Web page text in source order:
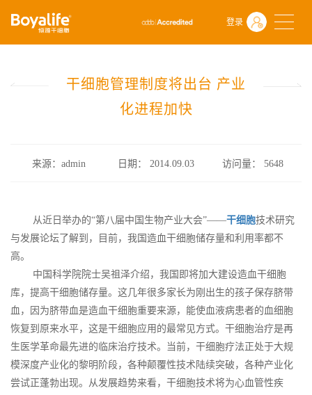
登录
首页 什么是干细胞
前沿动态
干细胞管理制度将出台 产业化进程加快
干细胞管理制度将出台 产业
化进程加快
来源：admin 日期： 2014.09.03 访问量：5648
从近日举办的“第八届中国生物产业大会”——干细胞技术研究
与发展论坛了解到，目前，我国造血干细胞储存量和利用率都不
高。
中国科学院院士吴祖泽介绍，我国即将加大建设造血干细胞
库，提高干细胞储存量。这几年很多家长为刚出生的孩子保存脐带
血，因为脐带血是造血干细胞重要来源，能使血液病患者的血细胞
恢复到原来水平，这是干细胞应用的最常见方式。干细胞治疗是再
生医学革命最先进的临床治疗技术。当前，干细胞疗法正处于大规
模深度产业化的黎明阶段，各种颠覆性技术陆续突破，各种产业化
尝试正蓬勃出现。从发展趋势来看，干细胞技术将为心血管性疾